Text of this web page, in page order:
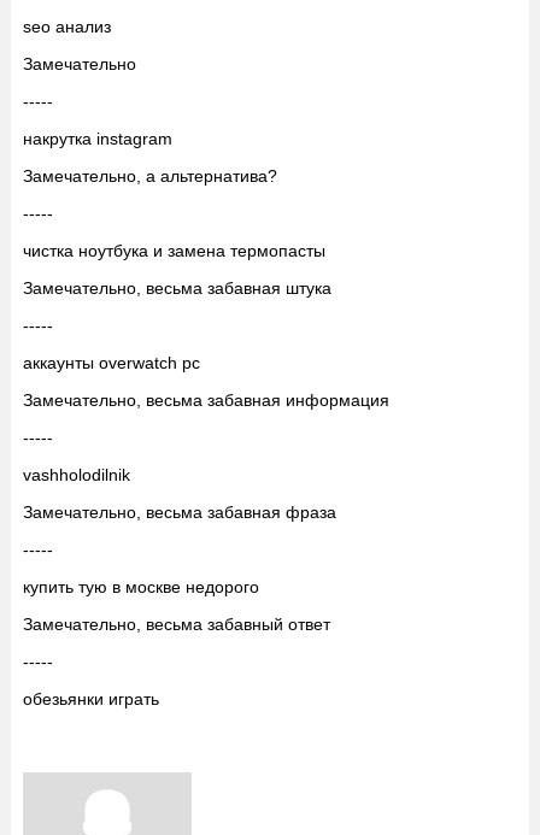
seo анализ
Замечательно
-----
накрутка instagram
Замечательно, а альтернатива?
-----
чистка ноутбука и замена термопасты
Замечательно, весьма забавная штука
-----
аккаунты overwatch pc
Замечательно, весьма забавная информация
-----
vashholodilnik
Замечательно, весьма забавная фраза
-----
купить тую в москве недорого
Замечательно, весьма забавный ответ
-----
обезьянки играть